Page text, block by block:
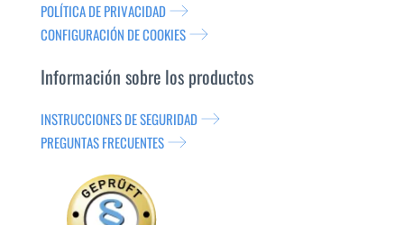
POLÍTICA DE PRIVACIDAD
CONFIGURACIÓN DE COOKIES
Información sobre los productos
INSTRUCCIONES DE SEGURIDAD
PREGUNTAS FRECUENTES